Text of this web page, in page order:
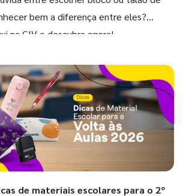
bem a diferença entre eles?
na GIV e descubra agora!
de materiais escolares para o 2º